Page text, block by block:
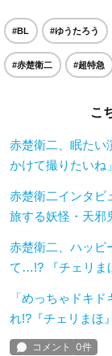
#BL #ゆうたろう
#赤楚衛二 #超特急
こ
赤楚衛二、眠たい
かけて撮りたいね
赤楚衛二インタビ
旅する妖怪・天邪
赤楚衛二、ハッピ
て…!? 『チェリま
「めっちゃドキ
れ!?『チェリまほ